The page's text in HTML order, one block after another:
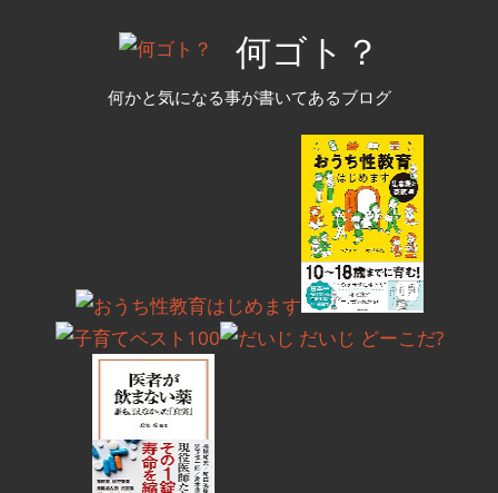
何ゴト？
何かと気になる事が書いてあるブログ